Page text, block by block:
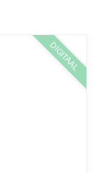
DIGITAAL